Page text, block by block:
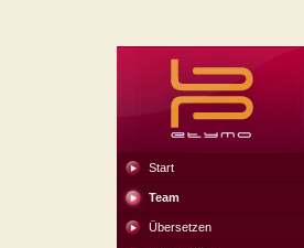
Start
Team
Übersetzen